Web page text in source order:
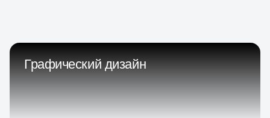
Графический дизайн